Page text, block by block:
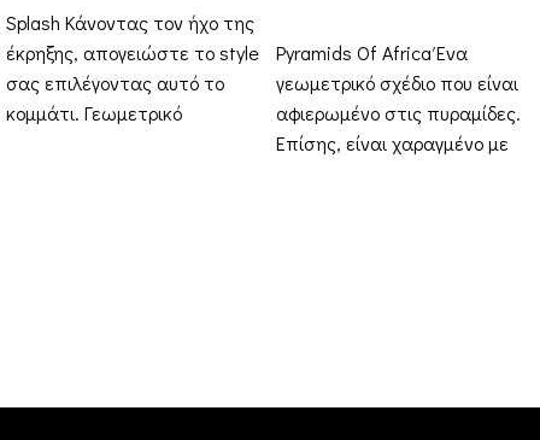
Splash Κάνοντας τον ήχο της
έκρηξης, απογειώστε το style
σας επιλέγοντας αυτό το
κομμάτι. Γεωμετρικό
Pyramids Of Africa Ένα
γεωμετρικό σχέδιο που είναι
αφιερωμένο στις πυραμίδες.
Επίσης, είναι χαραγμένο με